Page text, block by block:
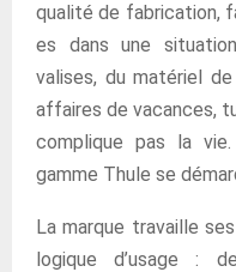
qualité de fabrication,
es dans une
valises, du matériel
affaires de vacances,
complique pas la
gamme Thule se
La marque travaille
logique d’usage :